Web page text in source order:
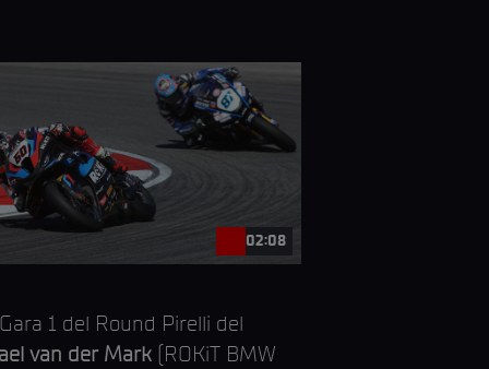
02:08
1 del Round Pirelli del
van der Mark (ROKiT BMW